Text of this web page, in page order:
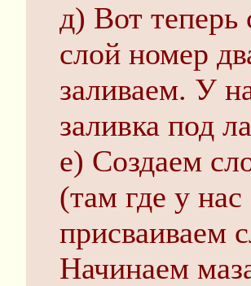
д) Вот
слой номер
заливаем. У
заливка под
е) Создаем
(там где у
присваиваем
Начинаем